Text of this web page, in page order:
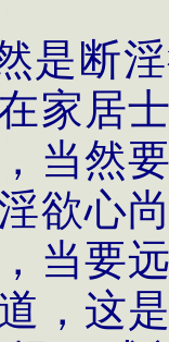
是断
家居
当然
欲心
当要
，这